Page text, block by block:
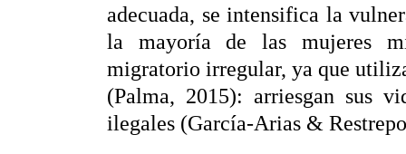
adecuada, se intensifica la
la mayoría de las mujeres
migratorio irregular, ya que
(Palma, 2015): arriesgan sus
ilegales (García-Arias &